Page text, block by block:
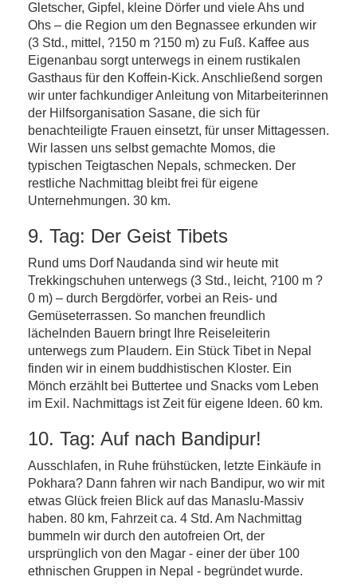
Gletscher, Gipfel, kleine Dörfer und viele Ahs und
Ohs – die Region um den Begnassee erkunden wir
(3 Std., mittel, ?150 m ?150 m) zu Fuß. Kaffee aus
Eigenanbau sorgt unterwegs in einem rustikalen
Gasthaus für den Koffein-Kick. Anschließend sorgen
wir unter fachkundiger Anleitung von Mitarbeiterinnen
der Hilfsorganisation Sasane, die sich für
benachteiligte Frauen einsetzt, für unser Mittagessen.
Wir lassen uns selbst gemachte Momos, die
typischen Teigtaschen Nepals, schmecken. Der
restliche Nachmittag bleibt frei für eigene
Unternehmungen. 30 km.
9. Tag: Der Geist Tibets
Rund ums Dorf Naudanda sind wir heute mit
Trekkingschuhen unterwegs (3 Std., leicht, ?100 m ?
0 m) – durch Bergdörfer, vorbei an Reis- und
Gemüseterrassen. So manchen freundlich
lächelnden Bauern bringt Ihre Reiseleiterin
unterwegs zum Plaudern. Ein Stück Tibet in Nepal
finden wir in einem buddhistischen Kloster. Ein
Mönch erzählt bei Buttertee und Snacks vom Leben
im Exil. Nachmittags ist Zeit für eigene Ideen. 60 km.
10. Tag: Auf nach Bandipur!
Ausschlafen, in Ruhe frühstücken, letzte Einkäufe in
Pokhara? Dann fahren wir nach Bandipur, wo wir mit
etwas Glück freien Blick auf das Manaslu-Massiv
haben. 80 km, Fahrzeit ca. 4 Std. Am Nachmittag
bummeln wir durch den autofreien Ort, der
ursprünglich von den Magar - einer der über 100
ethnischen Gruppen in Nepal - begründet wurde.